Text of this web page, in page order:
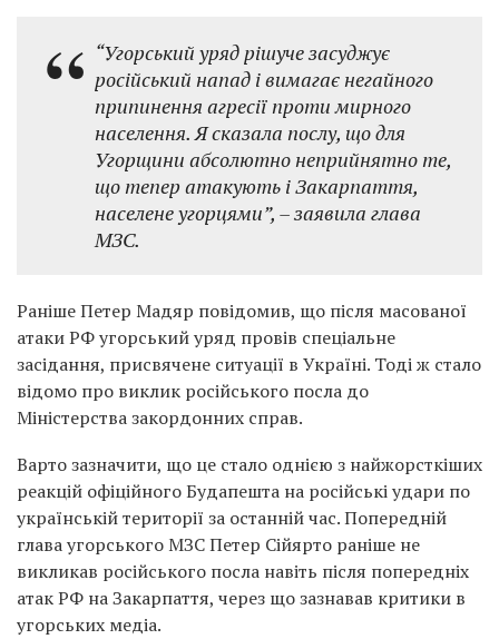
“Угорський уряд рішуче засуджує
російський напад і вимагає негайного
припинення агресії проти мирного
населення. Я сказала послу, що для
Угорщини абсолютно неприйнятно те,
що тепер атакують і Закарпаття,
населене угорцями”, – заявила глава
МЗС.
Раніше Петер Мадяр повідомив, що після масованої
атаки РФ угорський уряд провів спеціальне
засідання, присвячене ситуації в Україні. Тоді ж стало
відомо про виклик російського посла до
Міністерства закордонних справ.
Варто зазначити, що це стало однією з найжорсткіших
реакцій офіційного Будапешта на російські удари по
українській території за останній час. Попередній
глава угорського МЗС Петер Сійярто раніше не
викликав російського посла навіть після попередніх
атак РФ на Закарпаття, через що зазнавав критики в
угорських медіа.